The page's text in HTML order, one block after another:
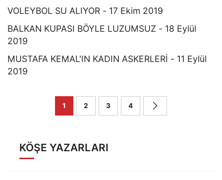
VOLEYBOL SU ALIYOR - 17 Ekim 2019
BALKAN KUPASI BÖYLE LUZUMSUZ - 18 Eylül
2019
MUSTAFA KEMAL'IN KADIN ASKERLERİ - 11 Eylül
2019
1 2 3 4
KÖŞE YAZARLARI